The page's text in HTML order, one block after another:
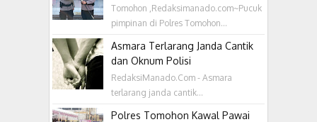
Tomohon ,Redaksimanado.com~Pucuk
pimpinan di Polres Tomohon...
Asmara Terlarang Janda Cantik
dan Oknum Polisi
RedaksiManado.Com - Asmara
terlarang janda cantik...
Polres Tomohon Kawal Pawai